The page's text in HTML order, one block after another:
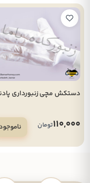
دستکش مچی زنبورداری
110,000تومان ناموجود